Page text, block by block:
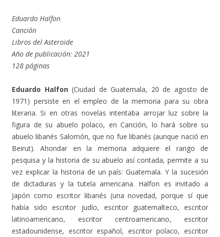
Eduardo Halfon
Canción
Libros del Asteroide
Año de publicación: 2021
128 páginas
Eduardo Halfon(Ciudad de Guatemala, 20 de agosto de
1971) persiste en el empleo de la memoria para su obra
literaria. Si en otras novelas intentaba arrojar luz sobre la
figura de su abuelo polaco, en Canción, lo hará sobre su
abuelo libanés Salomón, que no fue libanés (aunque nació en
Beirut). Ahondar en la memoria adquiere el rango de
pesquisa y la historia de su abuelo así contada, permite a su
vez explicar la historia de un país: Guatemala. Y la sucesión
de dictaduras y la tutela americana. Halfon es invitado a
Japón como escritor libanés (una novedad, porque sí que
había sido escritor judío, escritor guatemalteco, escritor
latinoamericano, escritor centroamericano, escritor
estadounidense, escritor español, escritor polaco, escritor